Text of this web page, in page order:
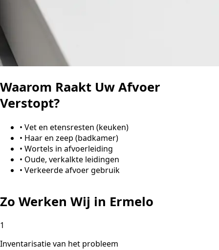
Waarom Raakt Uw Afvoer
Verstopt?
• Vet en etensresten (keuken)
• Haar en zeep (badkamer)
• Wortels in afvoerleiding
• Oude, verkalkte leidingen
• Verkeerde afvoer gebruik
Zo Werken Wij in Ermelo
1
Inventarisatie van het probleem